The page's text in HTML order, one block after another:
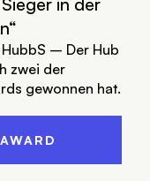
HubbS – Der Hub
zwei der
gewonnen hat.